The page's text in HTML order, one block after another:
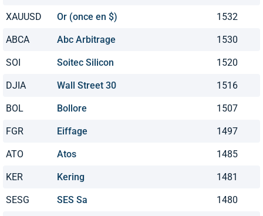
XAUUSD Or (once en $) 1532
ABCA Abc Arbitrage 1530
SOI Soitec Silicon 1520
DJIA Wall Street 30 1516
BOL Bollore 1507
FGR Eiffage 1497
ATO Atos 1485
KER Kering 1481
SESG SES Sa 1480